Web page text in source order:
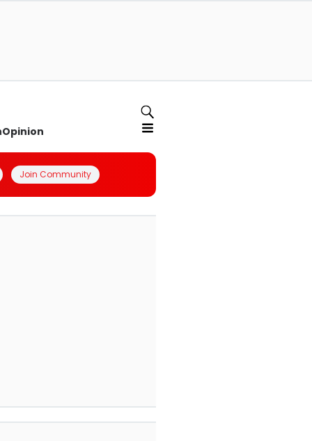
Opinion
Join Community